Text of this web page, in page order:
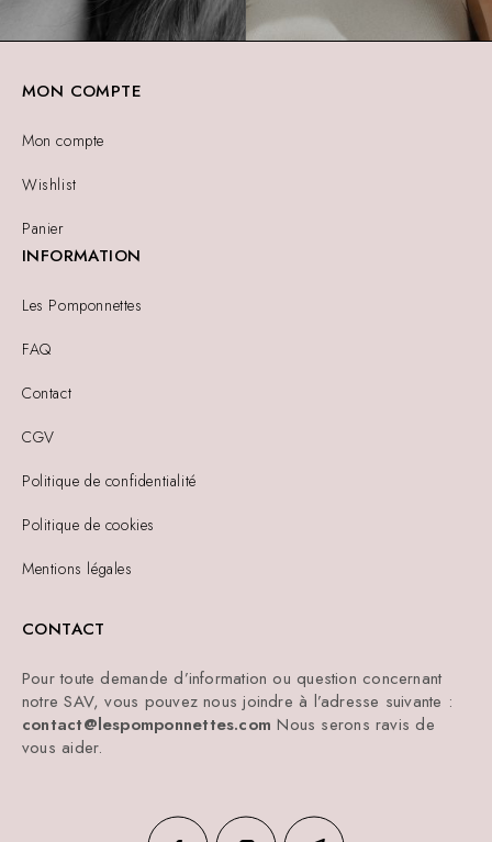
MON COMPTE
Mon compte
Wishlist
Panier
INFORMATION
Les Pomponnettes
FAQ
Contact
CGV
Politique de confidentialité
Politique de cookies
Mentions légales
CONTACT
Pour toute demande d’information ou question concernant
notre SAV, vous pouvez nous joindre à l’adresse suivante :
contact@lespomponnettes.comNous serons ravis de
vous aider.